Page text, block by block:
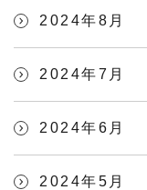
2024年8月
2024年7月
2024年6月
2024年5月